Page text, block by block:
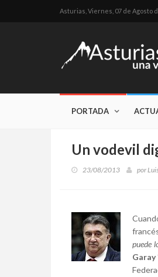
Asturias, Viernes, 07 de Agosto
PORTADA
Un vodevil
23/08/2013 por
puede
Garay